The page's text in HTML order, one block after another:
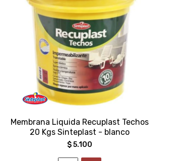
Membrana Liquida Recuplast Techos
20 Kgs Sinteplast - blanco
$5.100